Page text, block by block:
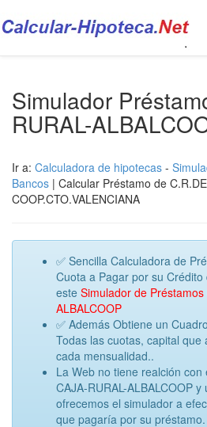
Simulador
RURAL-
Ir a: Calculadora de hipotecas -
Bancos | Calcular Préstamo de
COOP.CTO.VALENCIANA
✅ Sencilla Calculadora de
Cuota a Pagar por su
este Simulador de Préstamos
ALBALCOOP
✅ Además Obtiene un
Todas las cuotas, capital
cada mensualidad..
La Web no tiene realción
CAJA-RURAL-ALBALCOOP
ofrecemos el simulador a
que pagaría por su préstamo.